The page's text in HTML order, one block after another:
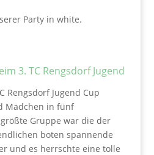
Party in white.
3. TC Rengsdorf Jugend
Rengsdorf Jugend Cup
Mädchen in fünf
Gruppe war die der
boten spannende
und es herrschte eine tolle